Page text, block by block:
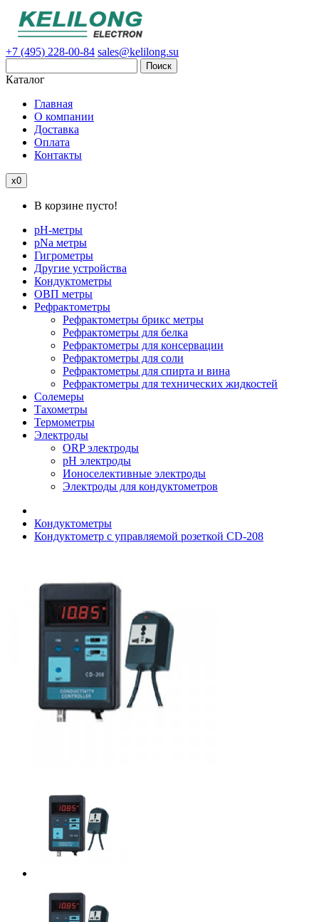
+7 (495) 228-00-84 sales@kelilong.su
Поиск
Каталог
Главная
О компании
Доставка
Оплата
Контакты
x0
В корзине пусто!
pH-метры
pNa метры
Гигрометры
Другие устройства
Кондуктометры
ОВП метры
Рефрактометры
Рефрактометры брикс метры
Рефрактометры для белка
Рефрактометры для консервации
Рефрактометры для соли
Рефрактометры для спирта и вина
Рефрактометры для технических жидкостей
Солемеры
Тахометры
Термометры
Электроды
ORP электроды
pH электроды
Ионоселективные электроды
Электроды для кондуктометров
Кондуктометры
Кондуктометр с управляемой розеткой CD-208